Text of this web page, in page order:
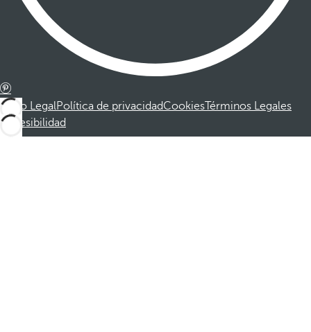
Aviso LegalPolítica de privacidadCookiesTérminos Legales
Accesibilidad